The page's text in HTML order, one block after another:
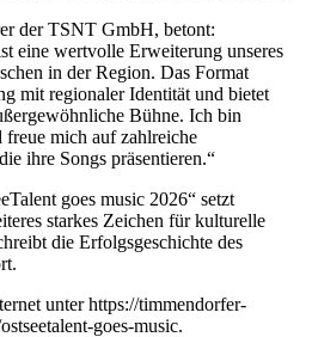
der TSNT GmbH, betont:
eine wertvolle Erweiterung unseres
in der Region. Das Format
mit regionaler Identität und bietet
Bühne. Ich bin
freue mich auf zahlreiche
ihre Songs präsentieren.“
goes music 2026“ setzt
starkes Zeichen für kulturelle
die Erfolgsgeschichte des
unter https://timmendorfer-
goes-music.